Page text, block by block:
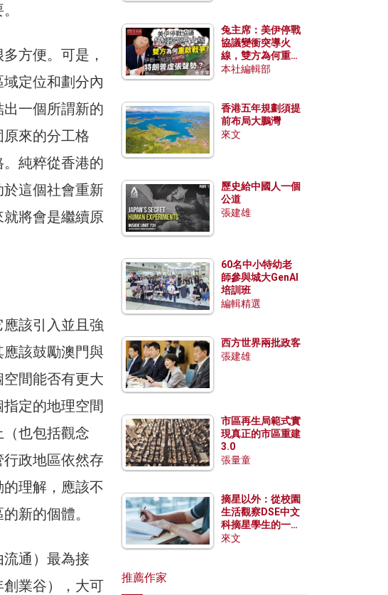
方便。可是，
定位和劃分內
一個所謂新的
來的分工格
純粹從香港的
這個社會重新
將會是繼續原
該引入並且強
該鼓勵澳門與
間能否有更大
定的地理空間
也包括觀念
政地區依然存
理解，應該不
新的個體。
通）最為接
業谷），大可
兔主席：美伊停戰
協議變衝突導火
線，雙方為何重啟
戰爭？伊朗一早洞
本社編輯部
香港五年規劃須提
前布局大鵬灣
來文
歷史給中國人一個
公道
張建雄
60名中小特幼老
師參與城大GenAI
培訓班
編輯精選
西方世界兩批政客
張建雄
市區再生局範式實
現真正的市區重建
3.0
張量童
摘星以外：從校園
生活觀察DSE中文
科摘星學生的一點
特質
來文
推薦作家